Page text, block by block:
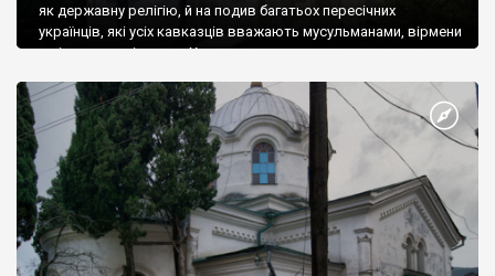
як державну релігію, й на подив багатьох пересічних
українців, які усіх кавказців вважають мусульманами, вірмени
є відданими вірянами Христа